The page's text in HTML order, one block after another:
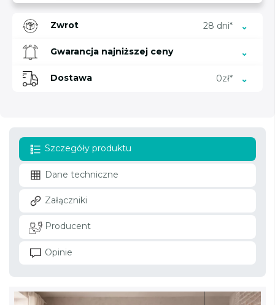
Zwrot 28 dni*
Gwarancja najniższej ceny
Dostawa 0zł*
Szczegóły produktu
Dane techniczne
Załączniki
Producent
Opinie